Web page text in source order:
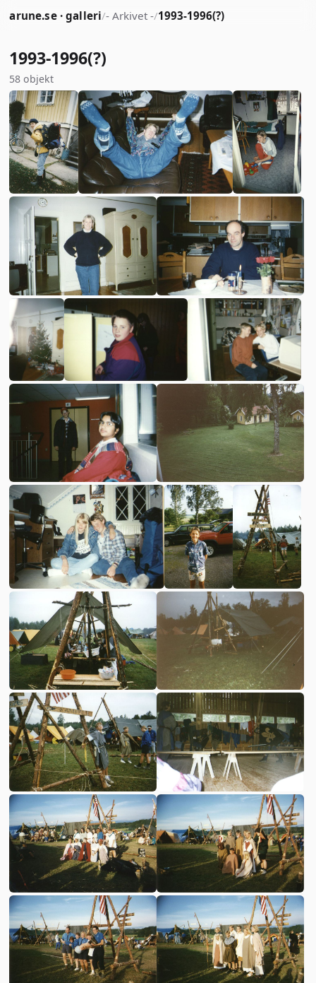
arune.se · galleri/- Arkivet -/1993-1996(?)
1993-1996(?)
58 objekt